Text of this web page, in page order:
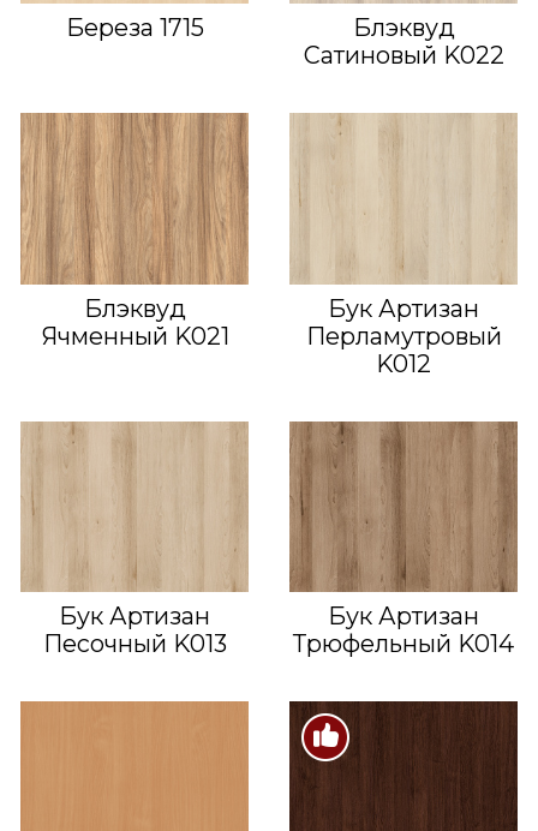
Береза 1715
Блэквуд
Сатиновый K022
Блэквуд
Ячменный K021
Бук Артизан
Перламутровый
K012
Бук Артизан
Песочный K013
Бук Артизан
Трюфельный K014